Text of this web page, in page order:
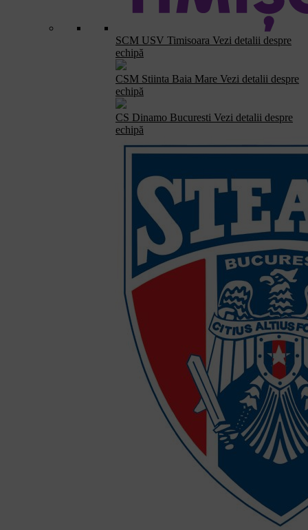
SCM USV Timisoara Vezi detalii despre
echipă
CSM Stiinta Baia Mare Vezi detalii despre
echipă
CS Dinamo Bucuresti Vezi detalii despre
echipă